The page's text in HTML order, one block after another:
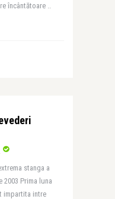
încântătoare ..
stanga a
Prima luna
impartita intre